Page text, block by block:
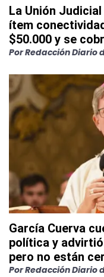
La Unión
ítem
$50.000 y se
PorRedacción Diario
García Cuerva
política y
pero no están
PorRedacción Diario